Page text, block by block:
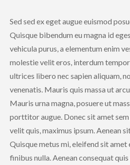
Sed sed ex eget augue euismod
Quisque bibendum eu magna id
vehicula purus, a elementum enim
molestie velit eros, interdum
ultrices libero nec sapien aliquam,
venenatis. Mauris quis massa ut
Mauris urna magna, posuere ut
porttitor augue. Donec sit amet
velit quis, maximus ipsum. Aenean
Quisque metus mi, eleifend sit amet
finibus nulla. Aenean consequat